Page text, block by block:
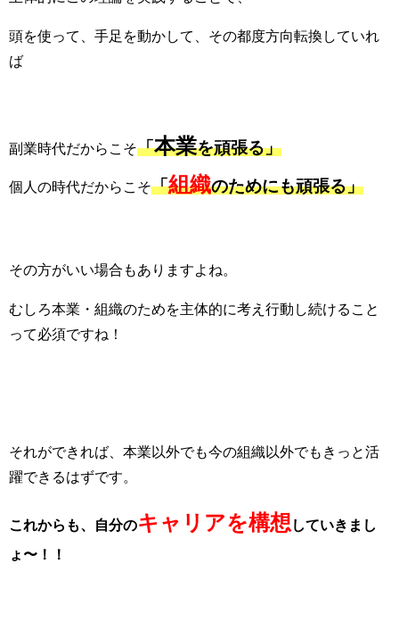
頭を使って、手足を動かして、その都度方向転換していれ
ば
副業時代だからこそ「本業を頑張る」
個人の時代だからこそ「組織のためにも頑張る」
その方がいい場合もありますよね。
むしろ本業・組織のためを主体的に考え行動し続けること
って必須ですね！
それができれば、本業以外でも今の組織以外でもきっと活
躍できるはずです。
これからも、自分のキャリアを構想 していきまし
ょ〜！！